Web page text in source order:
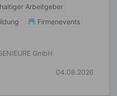
Arbeitgeber
Firmenevents
GmbH
04.08.2026